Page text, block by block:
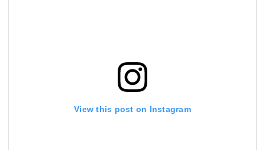
View this post on Instagram